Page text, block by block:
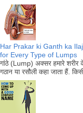
Har Prakar ki Ganth ka Ilaj
for Every Type of Lumps
गांठे (Lump) अक्सर हमारे शरीर के
गठान या रसौली कहा जाता हैं.